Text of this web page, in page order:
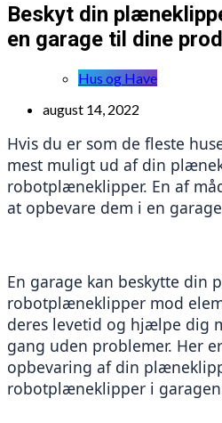
Beskyt din
en garage til dine
Hus og Have
august 14, 2022
Hvis du er som de fleste
mest muligt ud af din
robotplæneklipper. En af
at opbevare dem i en
En garage kan beskytte din
robotplæneklipper mod
deres levetid og hjælpe dig
gang uden problemer. Her
opbevaring af din
robotplæneklipper i